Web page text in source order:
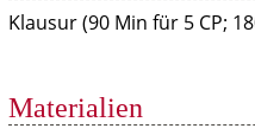
Klausur (90 Min für 5 CP;
Materialien